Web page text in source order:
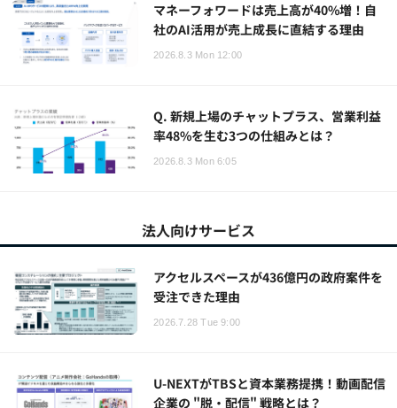
マネーフォワードは売上高が40%増！自
社のAI活用が売上成長に直結する理由
2026.8.3 Mon 12:00
Q. 新規上場のチャットプラス、営業利益
率48%を生む3つの仕組みとは？
2026.8.3 Mon 6:05
法人向けサービス
アクセルスペースが436億円の政府案件を
受注できた理由
2026.7.28 Tue 9:00
U-NEXTがTBSと資本業務提携！動画配信
企業の "脱・配信" 戦略とは？